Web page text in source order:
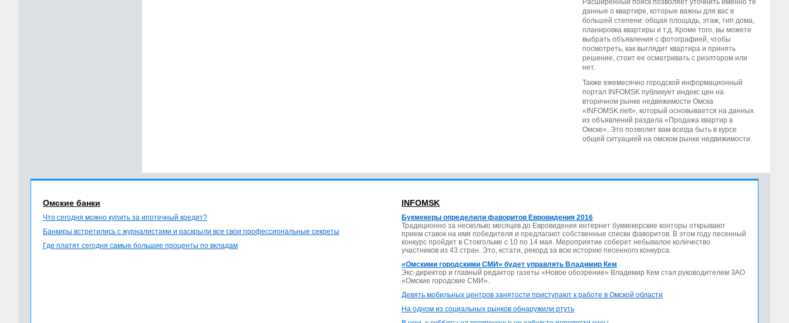
Расширенный поиск позволяет уточнить именно те
данные о квартире, которые важны для вас в
большей степени: общая площадь, этаж, тип дома,
планировка квартиры и т.д. Кроме того, вы можете
выбрать объявления с фотографией, чтобы
посмотреть, как выглядит квартира и принять
решение, стоит ее осматривать с риэлтором или
нет.
Также ежемесячно городской информационный
портал INFOMSK публикует индекс цен на
вторичном рынке недвижимости Омска
«INFOMSK.rielt», который основывается на данных
из объявлений раздела «Продажа квартир в
Омске». Это позволит вам всегда быть в курсе
общей ситуацией на омском рынке недвижимости.
Омские банки
Что сегодня можно купить за ипотечный кредит?
Банкиры встретились с журналистами и раскрыли все свои профессиональные секреты
Где платят сегодня самые большие проценты по вкладам
INFOMSK
Букмекеры определили фаворитов Евровидения 2016
Традиционно за несколько месяцев до Евровидения интернет букмекерские конторы открывают
прием ставок на имя победителя и предлагают собственные списки фаворитов. В этом году песенный
конкурс пройдет в Стокгольме с 10 по 14 мая. Мероприятие соберет небывалое количество
участников из 43 стран. Это, кстати, рекорд за всю историю песенного конкурса.
«Омскими городскими СМИ» будет управлять Владимир Кем
Экс-директор и главный редактор газеты «Новое обозрение» Владимир Кем стал руководителем ЗАО
«Омские городские СМИ».
Девять мобильных центров занятости приступают к работе в Омской области
На одном из социальных рынков обнаружили ртуть